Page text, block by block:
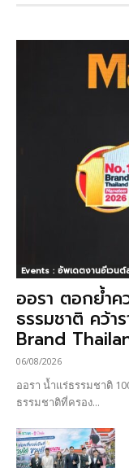
Events : อัพเดตงานอีเวน
ออรา ตอกย้ำค
ธรรมชาติ คว้า
Brand
06/08/2026
ออรา น้ำแร่ธรรมชาติ
ธรรมชาติที่ครอง...